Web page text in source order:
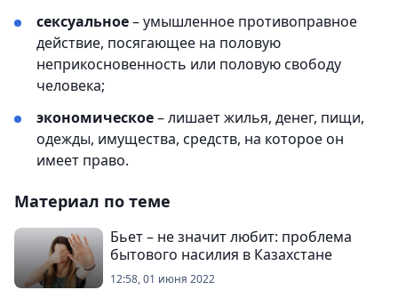
сексуальное– умышленное противоправное
действие, посягающее на половую
неприкосновенность или половую свободу
человека;
экономическое– лишает жилья, денег, пищи,
одежды, имущества, средств, на которое он
имеет право.
Материал по теме
Бьет – не значит любит: проблема
бытового насилия в Казахстане
12:58, 01 июня 2022